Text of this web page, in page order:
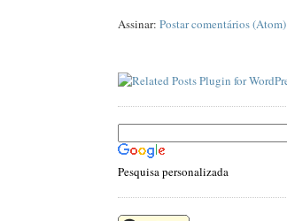
Assinar: Postar comentários (Atom)
Pesquisa personalizada